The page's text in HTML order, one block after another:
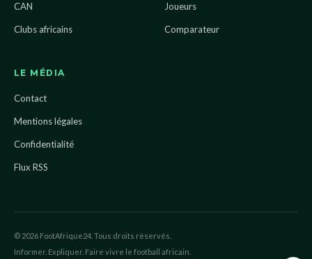
CAN
Clubs africains
Joueurs
Comparateur
LE MÉDIA
Contact
Mentions légales
Confidentialité
Flux RSS
© 2026 FootAfrique24. Tous droits réservés.
Informer. Expliquer. Faire vivre le football africain.